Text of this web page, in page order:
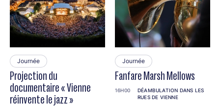
Journée
Projection du
documentaire « Vienne
réinvente le jazz »
Journée
Fanfare Marsh Mellows
16H00
DÉAMBULATION DANS LES
RUES DE VIENNE